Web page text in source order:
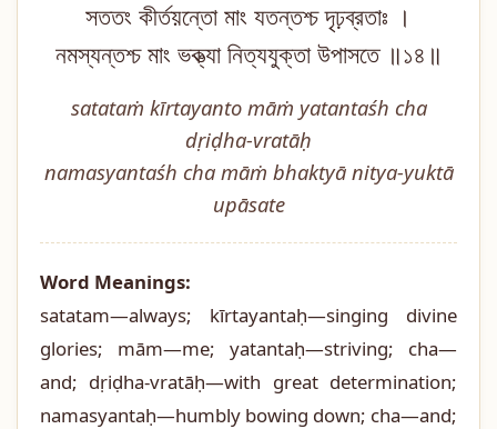
সততং কীর্তয়ন্তো মাং যতন্তশ্চ দৃঢ়ব্রতাঃ ।
নমস্যন্তশ্চ মাং ভক্ত্যা নিত্যযুক্তা উপাসতে ॥১৪॥
satataṁ kīrtayanto māṁ yatantaśh cha
dṛiḍha-vratāḥ
namasyantaśh cha māṁ bhaktyā nitya-yuktā
upāsate
Word Meanings:
satatam—always; kīrtayantaḥ—singing divine
glories; mām—me; yatantaḥ—striving; cha—
and; dṛiḍha-vratāḥ—with great determination;
namasyantaḥ—humbly bowing down; cha—and;